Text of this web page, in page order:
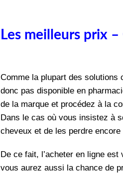
Les meilleurs prix
Comme la plupart des solutions
donc pas disponible en
de la marque et procédez à la
Dans le cas où vous insistez à
cheveux et de les perdre encore
De ce fait, l’acheter en ligne
vous aurez aussi la chance de